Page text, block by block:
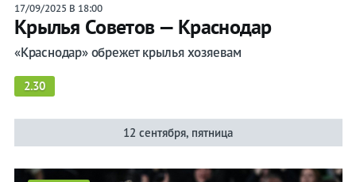
17/09/2025 В 18:00
Крылья Советов — Краснодар
«Краснодар» обрежет крылья хозяевам
2.30
12 сентября, пятница